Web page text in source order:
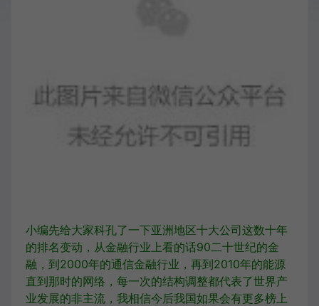
小编先给大家科孔了一下亚洲地区十大公司这数十年
的排名变动，从金融行业上看的话90二十世纪的金
融，到2000年的通信金融行业，再到2010年的能源
直到那时的网络，每一次的结构调整都代表了世界产
业发展的非主流，我相信今后我国如果会有更多榜上